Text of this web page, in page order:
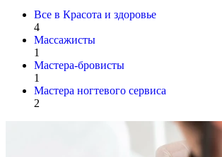
Все в Красота и здоровье
4
Массажисты
1
Мастера-бровисты
1
Мастера ногтевого сервиса
2